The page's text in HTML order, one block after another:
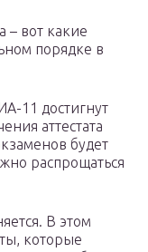
– вот какие
порядке в
11 достигнут
аттестата
будет
распрощаться
В этом
которые